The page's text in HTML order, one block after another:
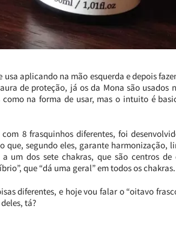
usa aplicando na mão esquerda e depois
de proteção, já os da Mona são usados
na forma de usar, mas o intuito é
8 frasquinhos diferentes, foi
que, segundo eles, garante harmonização,
a um dos sete chakras, que são centros
que “dá uma geral” em todos os chakras.
diferentes, e hoje vou falar o “oitavo
tá?